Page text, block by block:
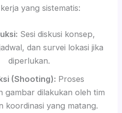
yang sistematis:
Sesi diskusi konsep,
dan survei lokasi jika
diperlukan.
(Shooting): Proses
gambar dilakukan oleh tim
koordinasi yang matang.